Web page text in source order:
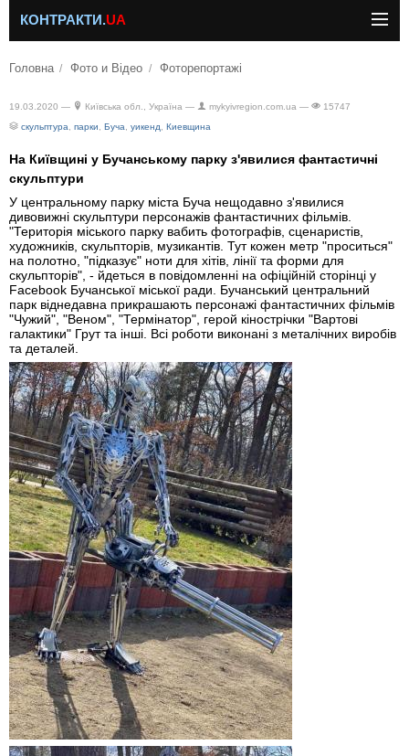
КОНТРАКТИ.UA
Головна Фото и Відео Фоторепортажі
19.03.2020 — Київська обл., Україна — mykyivregion.com.ua —
15747
скульптура
парки Буча уикенд Киевщина
На Київщині у Бучанському парку з'явилися фантастичні
скульптури
У центральному парку міста Буча нещодавно з'явилися
дивовижні скульптури персонажів фантастичних фільмів.
"Територія міського парку вабить фотографів, сценаристів,
художників, скульпторів, музикантів. Тут кожен метр "проситься"
на полотно, "підказує" ноти для хітів, лінії та форми для
скульпторів", - йдеться в повідомленні на офіційній сторінці у
Facebook Бучанської міської ради. Бучанський центральний
парк віднедавна прикрашають персонажі фантастичних фільмів
"Чужий", "Веном", "Термінатор", герой кінострічки "Вартові
галактики" Грут та інші. Всі роботи виконані з металічних виробів
та деталей.